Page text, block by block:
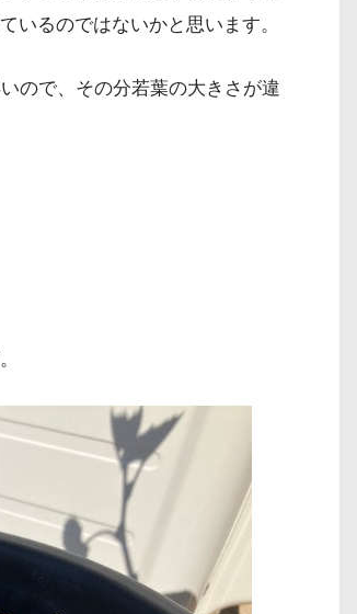
いるのではないかと思います。
ので、その分若葉の大きさが違